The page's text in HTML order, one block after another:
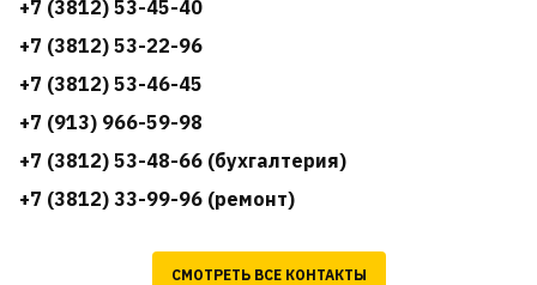
+7 (3812) 53-45-40
+7 (3812) 53-22-96
+7 (3812) 53-46-45
+7 (913) 966-59-98
+7 (3812) 53-48-66 (бухгалтерия)
+7 (3812) 33-99-96 (ремонт)
СМОТРЕТЬ ВСЕ КОНТАКТЫ